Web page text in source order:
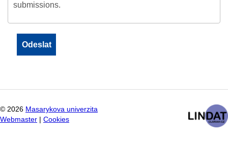
submissions.
© 2026 Masarykova univerzita
Webmaster
Cookies